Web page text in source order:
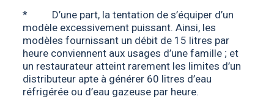
* D’une part, la tentation de s’équiper d’un
modèle excessivement puissant. Ainsi, les
modèles fournissant un débit de 15 litres par
heure conviennent aux usages d’une famille ; et
un restaurateur atteint rarement les limites d’un
distributeur apte à générer 60 litres d’eau
réfrigérée ou d’eau gazeuse par heure.